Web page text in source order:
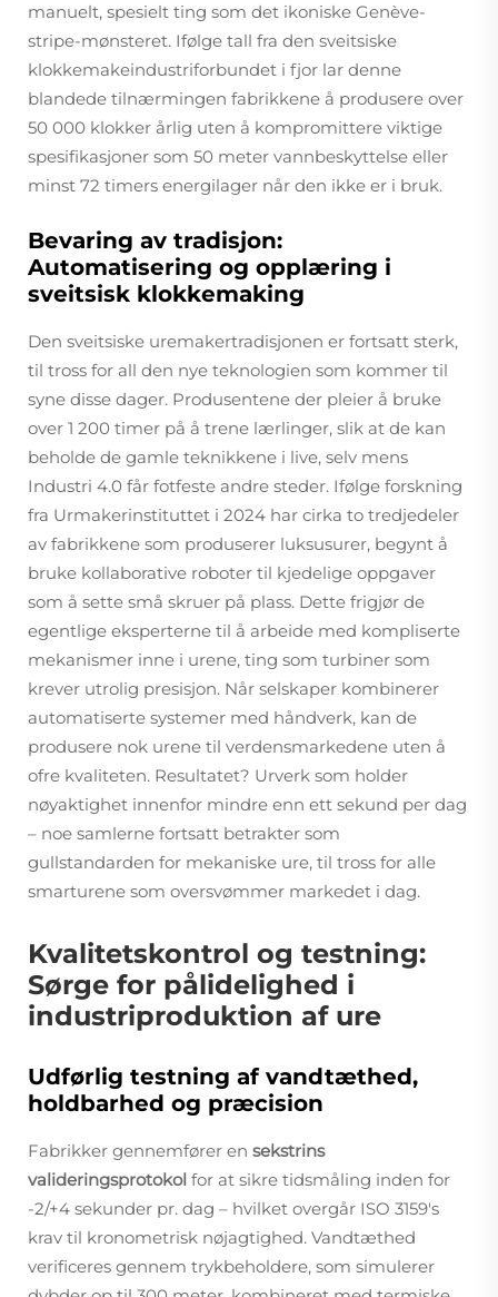
manuelt, spesielt ting som det ikoniske Genève-
stripe-mønsteret. Ifølge tall fra den sveitsiske
klokkemakeindustriforbundet i fjor lar denne
blandede tilnærmingen fabrikkene å produsere over
50 000 klokker årlig uten å kompromittere viktige
spesifikasjoner som 50 meter vannbeskyttelse eller
minst 72 timers energilager når den ikke er i bruk.
Bevaring av tradisjon:
Automatisering og opplæring i
sveitsisk klokkemaking
Den sveitsiske uremakertradisjonen er fortsatt sterk,
til tross for all den nye teknologien som kommer til
syne disse dager. Produsentene der pleier å bruke
over 1 200 timer på å trene lærlinger, slik at de kan
beholde de gamle teknikkene i live, selv mens
Industri 4.0 får fotfeste andre steder. Ifølge forskning
fra Urmakerinstituttet i 2024 har cirka to tredjedeler
av fabrikkene som produserer luksusurer, begynt å
bruke kollaborative roboter til kjedelige oppgaver
som å sette små skruer på plass. Dette frigjør de
egentlige eksperterne til å arbeide med kompliserte
mekanismer inne i urene, ting som turbiner som
krever utrolig presisjon. Når selskaper kombinerer
automatiserte systemer med håndverk, kan de
produsere nok urene til verdensmarkedene uten å
ofre kvaliteten. Resultatet? Urverk som holder
nøyaktighet innenfor mindre enn ett sekund per dag
– noe samlerne fortsatt betrakter som
gullstandarden for mekaniske ure, til tross for alle
smarturene som oversvømmer markedet i dag.
Kvalitetskontrol og testning:
Sørge for pålidelighed i
industriproduktion af ure
Udførlig testning af vandtæthed,
holdbarhed og præcision
Fabrikker gennemfører en sekstrins
valideringsprotokol for at sikre tidsmåling inden for
-2/+4 sekunder pr. dag – hvilket overgår ISO 3159's
krav til kronometrisk nøjagtighed. Vandtæthed
verificeres gennem trykbeholdere, som simulerer